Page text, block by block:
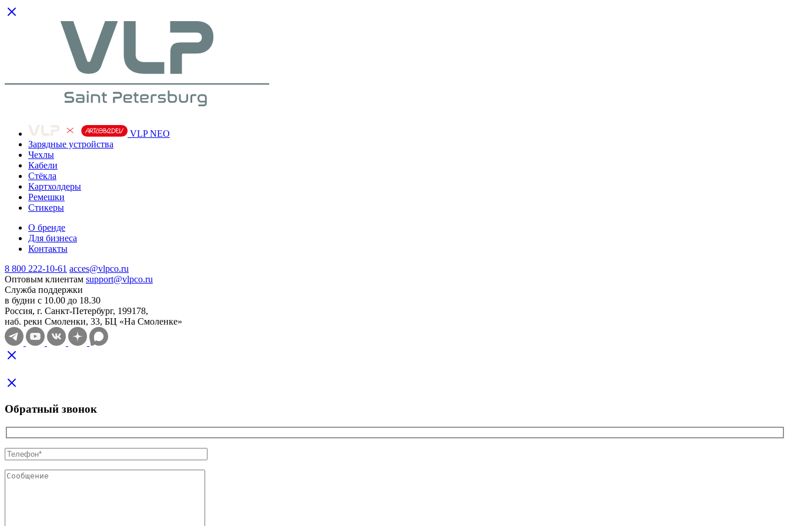
VLP NEO
Зарядные устройства
Чехлы
Кабели
Cтёкла
Картхолдеры
Ремешки
Стикеры
О бренде
Для бизнеса
Контакты
8 800 222-10-61 acces@vlpco.ru
Оптовым клиентам support@vlpco.ru
Служба поддержки
в будни с 10.00 до 18.30
Россия, г. Санкт-Петербург, 199178,
наб. реки Смоленки, 33, БЦ «На Смоленке»
Обратный звонок